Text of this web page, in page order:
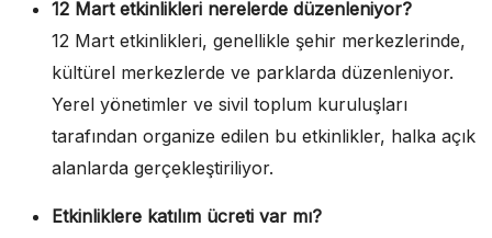
12 Mart etkinlikleri nerelerde düzenleniyor?
12 Mart etkinlikleri, genellikle şehir merkezlerinde,
kültürel merkezlerde ve parklarda düzenleniyor.
Yerel yönetimler ve sivil toplum kuruluşları
tarafından organize edilen bu etkinlikler, halka açık
alanlarda gerçekleştiriliyor.
Etkinliklere katılım ücreti var mı?